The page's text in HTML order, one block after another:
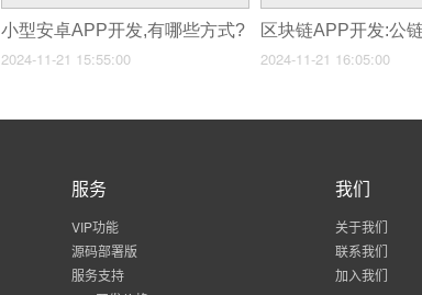
小型安卓APP开发,有哪些方式?
2024-11-21 15:55:00 2024-11-21 16:05:00
服务
VIP功能
源码部署版
服务支持
我们
关于我们
联系我们
加入我们